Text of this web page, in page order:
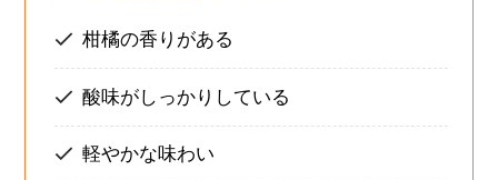
柑橘の香りがある
酸味がしっかりしている
軽やかな味わい